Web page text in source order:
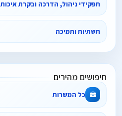
תפקידי ניהול, הדרכה ובקרת איכות
תשתיות ותמיכה
חיפושים מהירים
כל המשרות